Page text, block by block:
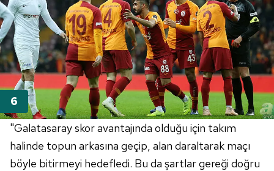
"Galatasaray skor avantajında olduğu için takım
halinde topun arkasına geçip, alan daraltarak maçı
böyle bitirmeyi hedefledi. Bu da şartlar gereği doğru